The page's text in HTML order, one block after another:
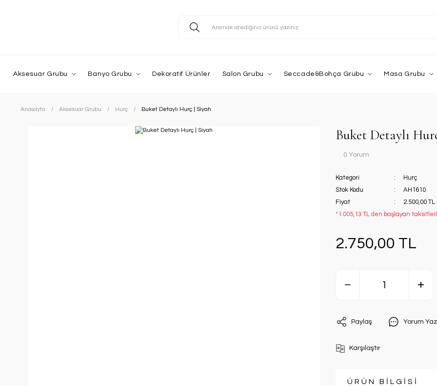
Aksesuar Grubu Banyo Grubu Dekoratif Ürünler Salon Grubu Seccade&Bohça Grubu Masa Grubu
Anasayfa Aksesuar Grubu Hurç Buket Detaylı Hurç | Siyah
Buket Detaylı
0 Yorum
Kategori
Hurç
Stok Kodu
AH1610
Fiyat
2.500,00 TL
*1.005,13 TL den başlayan
2.750,00 TL
Paylaş Yorum Yaz
Karşılaştır
ÜRÜN BİLGİSİ